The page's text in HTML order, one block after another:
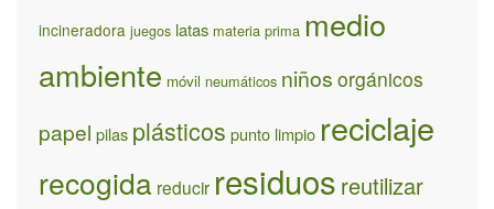
incineradora juegos latas materia prima medio
ambiente móvil neumáticos niños orgánicos
papel pilas plásticos punto limpio reciclaje
recogida reducir residuos reutilizar